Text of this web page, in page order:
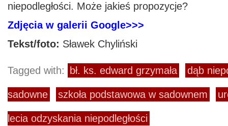
niepodległości. Może jakieś propozycje?
Zdjęcia w galerii Google>>>
Tekst/foto: Sławek Chyliński
Tagged with: bł. ks. edward grzymała dąb
sadowne szkoła podstawowa w sadownem
lecia odzyskania niepodległości